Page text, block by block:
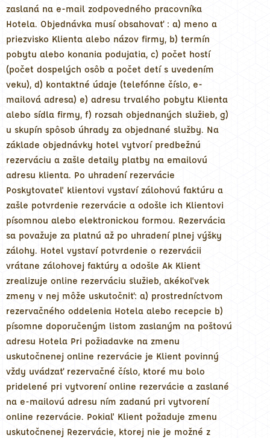
zaslaná na e-mail zodpovedného pracovníka
Hotela. Objednávka musí obsahovať : a) meno a
priezvisko Klienta alebo názov firmy, b) termín
pobytu alebo konania podujatia, c) počet hostí
(počet dospelých osôb a počet detí s uvedením
veku), d) kontaktné údaje (telefónne číslo, e-
mailová adresa) e) adresu trvalého pobytu Klienta
alebo sídla firmy, f) rozsah objednaných služieb, g)
u skupín spôsob úhrady za objednané služby. Na
základe objednávky hotel vytvorí predbežnú
rezerváciu a zašle detaily platby na emailovú
adresu klienta. Po uhradení rezervácie
Poskytovateľ klientovi vystaví zálohovú faktúru a
zašle potvrdenie rezervácie a odošle ich Klientovi
písomnou alebo elektronickou formou. Rezervácia
sa považuje za platnú až po uhradení plnej výšky
zálohy. Hotel vystaví potvrdenie o rezervácii
vrátane zálohovej faktúry a odošle Ak Klient
zrealizuje online rezerváciu služieb, akékoľvek
zmeny v nej môže uskutočniť: a) prostredníctvom
rezervačného oddelenia Hotela alebo recepcie b)
písomne doporučeným listom zaslaným na poštovú
adresu Hotela Pri požiadavke na zmenu
uskutočnenej online rezervácie je Klient povinný
vždy uvádzať rezervačné číslo, ktoré mu bolo
pridelené pri vytvorení online rezervácie a zaslané
na e-mailovú adresu ním zadanú pri vytvorení
online rezervácie. Pokiaľ Klient požaduje zmenu
uskutočnenej Rezervácie, ktorej nie je možné z